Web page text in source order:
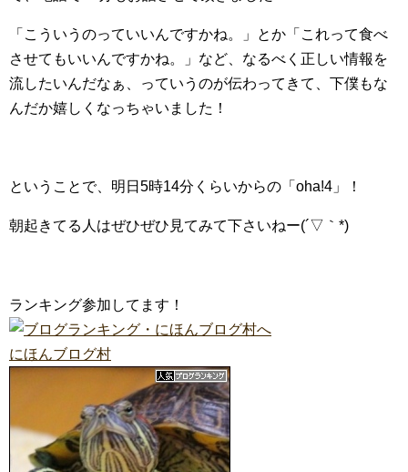
「こういうのっていいんですかね。」とか「これって食べ
させてもいいんですかね。」など、なるべく正しい情報を
流したいんだなぁ、っていうのが伝わってきて、下僕もな
んだか嬉しくなっちゃいました！
ということで、明日5時14分くらいからの「oha!4」！
朝起きてる人はぜひぜひ見てみて下さいねー(´▽｀*)
ランキング参加してます！
にほんブログ村